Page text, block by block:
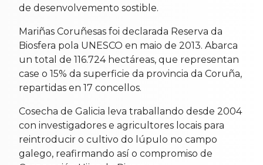
de desenvolvemento sostible.
Mariñas Coruñesas foi declarada Reserva da
Biosfera pola UNESCO en maio de 2013. Abarca
un total de 116.724 hectáreas, que representan
case o 15% da superficie da provincia da Coruña,
repartidas en 17 concellos.
Cosecha de Galicia leva traballando desde 2004
con investigadores e agricultores locais para
reintroducir o cultivo do lúpulo no campo
galego, reafirmando así o compromiso de